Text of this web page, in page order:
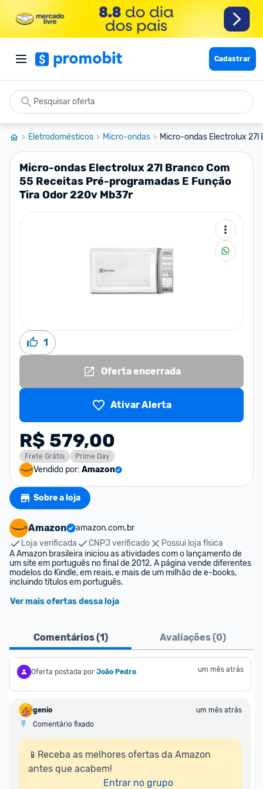
Cadastrar
Eletrodomésticos Micro-ondas Micro-ondas Electrolux 27l
Micro-ondas Electrolux 27l Branco Com
55 Receitas Pré-programadas E Função
Tira Odor 220v Mb37r
1
Oferta encerrada
Ativar Alerta
R$ 579,00
Frete Grátis Prime Day
Vendido por: Amazon
Sobre a loja
Amazon
amazon.com.br
Loja verificada
CNPJ verificado
Possui loja física
A Amazon brasileira iniciou as atividades com o lançamento de
um site em português no final de 2012. A página vende diferentes
modelos do Kindle, em reais, e mais de um milhão de e-books,
incluindo títulos em português.
Ver mais ofertas dessa loja
Comentários (1) Avaliações (0)
Oferta postada por João Pedro um mês atrás
genio
um mês atrás
Comentário fixado
📱Receba as melhores ofertas da Amazon
antes que acabem!
Entrar no grupo